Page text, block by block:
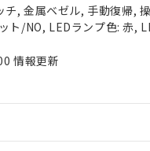
, 金属ベゼル, 手動復帰,
ト/NO, LEDランプ色: 赤,
情報更新